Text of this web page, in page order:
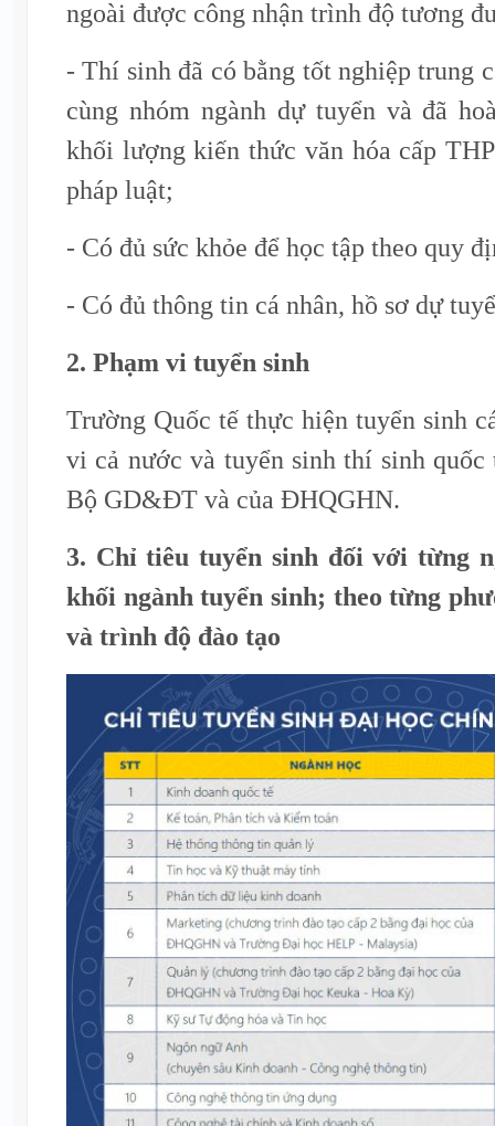
ngoài được công nhận trình độ tương
- Thí sinh đã có bằng tốt nghiệp trung
cùng nhóm ngành dự tuyển và đã
khối lượng kiến thức văn hóa cấp
pháp luật;
- Có đủ sức khỏe để học tập theo quy
- Có đủ thông tin cá nhân, hồ sơ dự
2. Phạm vi tuyển sinh
Trường Quốc tế thực hiện tuyển sinh
vi cả nước và tuyển sinh thí sinh quốc
Bộ GD&ĐT và của ĐHQGHN.
3. Chỉ tiêu tuyển sinh đối với từng
khối ngành tuyển sinh; theo từng
và trình độ đào tạo